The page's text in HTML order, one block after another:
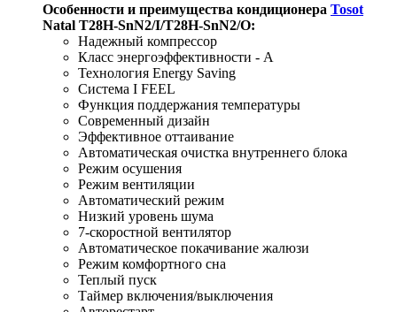
Особенности и преимущества кондиционера Tosot
Natal T28H-SnN2/I/T28H-SnN2/O:
Надежный компрессор
Класс энергоэффективности - А
Технология Energy Saving
Система I FEEL
Функция поддержания температуры
Современный дизайн
Эффективное оттаивание
Автоматическая очистка внутреннего блока
Режим осушения
Режим вентиляции
Автоматический режим
Низкий уровень шума
7-скоростной вентилятор
Автоматическое покачивание жалюзи
Режим комфортного сна
Теплый пуск
Таймер включения/выключения